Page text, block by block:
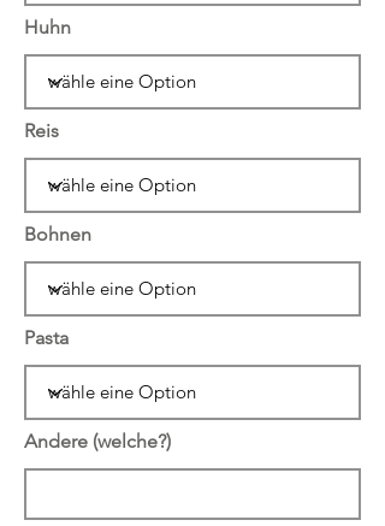
Huhn
Reis
Bohnen
Pasta
Andere (welche?)